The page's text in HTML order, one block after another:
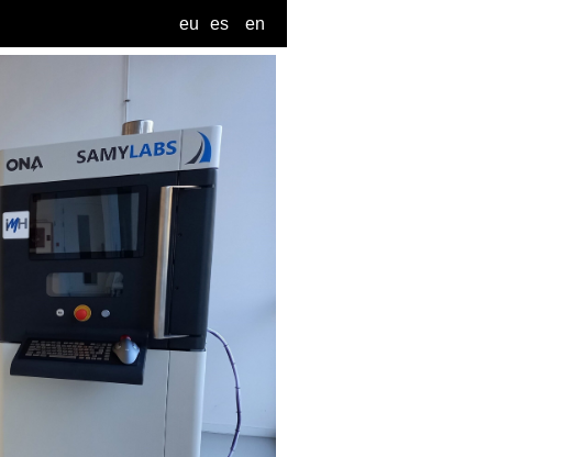
eu es en